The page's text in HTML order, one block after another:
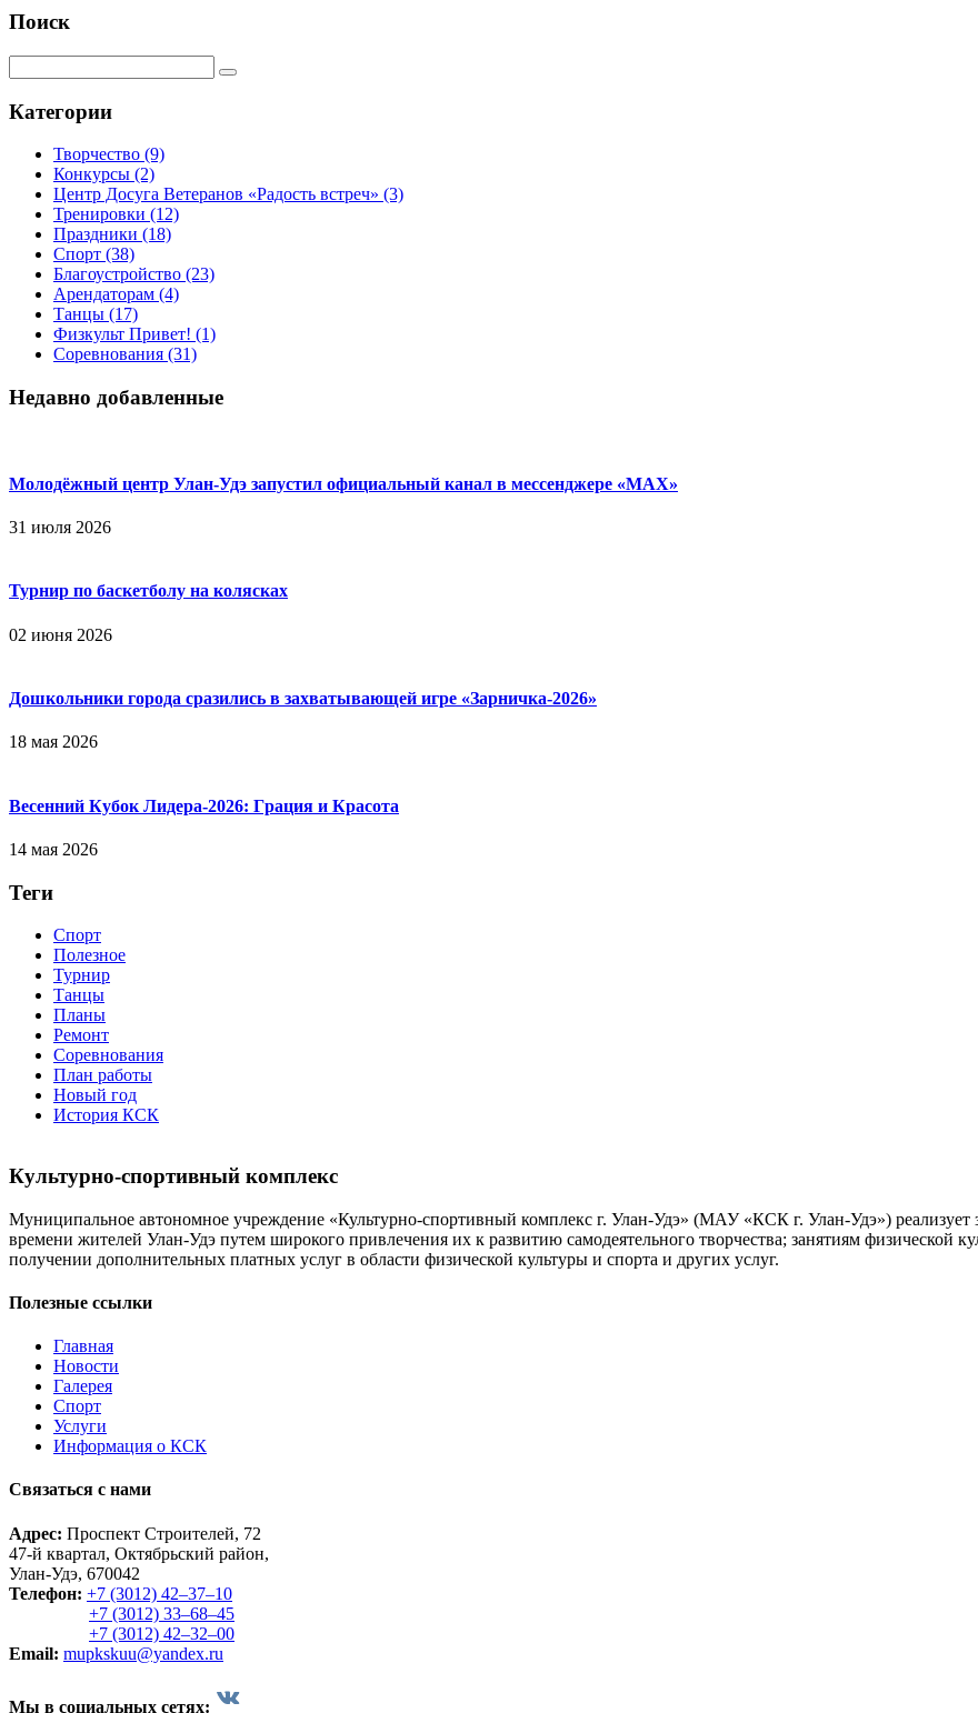
Поиск
Категории
Творчество (9)
Конкурсы (2)
Центр Досуга Ветеранов «Радость встреч» (3)
Тренировки (12)
Праздники (18)
Спорт (38)
Благоустройство (23)
Арендаторам (4)
Танцы (17)
Физкульт Привет! (1)
Соревнования (31)
Недавно добавленные
Молодёжный центр Улан-Удэ запустил официальный канал в мессенджере «МАХ»
31 июля 2026
Турнир по баскетболу на колясках
02 июня 2026
Дошкольники города сразились в захватывающей игре «Зарничка‑2026»
18 мая 2026
Весенний Кубок Лидера-2026: Гpaция и Кpacoтa
14 мая 2026
Теги
Спорт
Полезное
Турнир
Танцы
Планы
Ремонт
Соревнования
План работы
Новый год
История КСК
Культурно-спортивный комплекс
Муниципальное автономное учреждение «Культурно-спортивный комплекс г. Улан-Удэ» (МАУ «КСК г. Улан-Удэ»)
времени жителей Улан-Удэ путем широкого привлечения их к развитию самодеятельного творчества; занятиям физической
получении дополнительных платных услуг в области физической культуры и спорта и других услуг.
Полезные ссылки
Главная
Новости
Галерея
Спорт
Услуги
Информация о КСК
Связаться с нами
Адрес: Проспект Строителей, 72
47-й квартал, Октябрьский район,
Улан-Удэ, 670042
Телефон: +7 (3012) 42‒37‒10
+7 (3012) 33‒68‒45
+7 (3012) 42‒32‒00
Email: mupkskuu@yandex.ru
Мы в социальных сетях: